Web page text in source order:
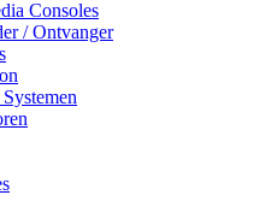
Consoles
/ Ontvanger